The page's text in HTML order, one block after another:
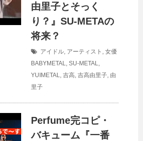
由里子とそっく
り？』SU-METAの
将来？
アイドル, アーティスト , 女優
BABYMETAL, SU-METAL,
YUIMETAL, 吉高, 吉高由里子, 由
里子
Perfume完コピ・
バキューム『一番